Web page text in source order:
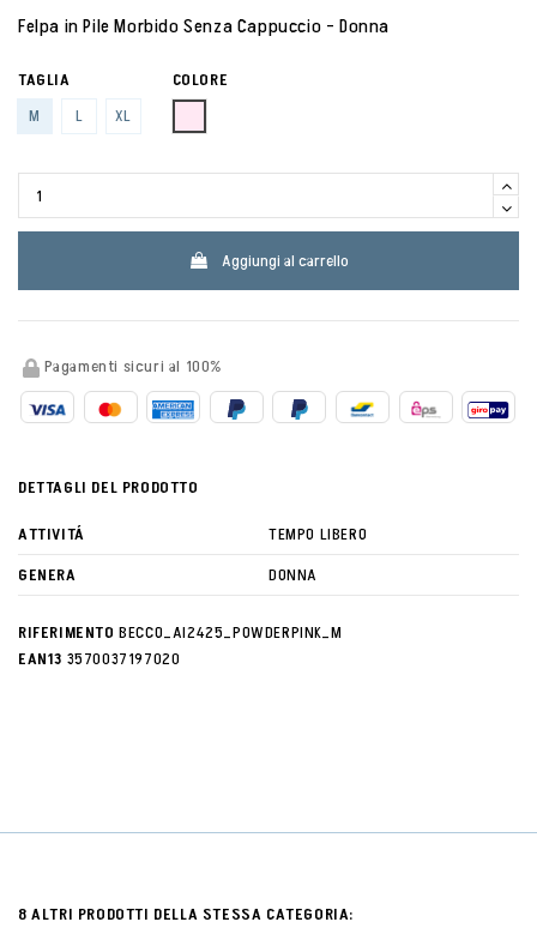
Felpa in Pile Morbido Senza Cappuccio - Donna
TAGLIA
M
L XL
COLORE
Aggiungi al carrello
Pagamenti sicuri al 100%
DETTAGLI DEL PRODOTTO
ATTIVITÁ
TEMPO LIBERO
GENERA
DONNA
RIFERIMENTO BECCO_AI2425_POWDERPINK_M
EAN13 3570037197020
8 ALTRI PRODOTTI DELLA STESSA CATEGORIA: